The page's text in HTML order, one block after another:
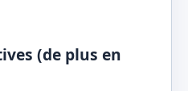
(de plus en